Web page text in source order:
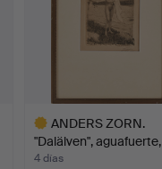
ANDERS ZORN.
"Dalälven", aguafuerte,
firma…
4 días